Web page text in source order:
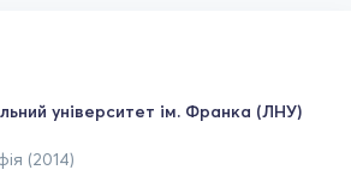
університет ім. Франка (ЛНУ)
(2014)